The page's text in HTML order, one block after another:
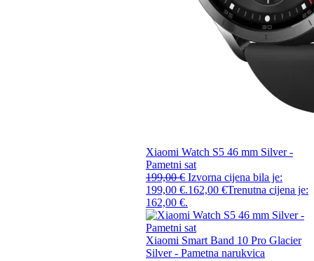
Xiaomi Watch S5 46 mm Silver -
Pametni sat
199,00€ Izvorna cijena bila je:
199,00 €.162,00 €Trenutna cijena je:
162,00 €.
Xiaomi Smart Band 10 Pro Glacier
Silver - Pametna narukvica